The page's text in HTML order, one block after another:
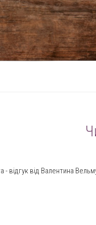
- відгук від Валентина